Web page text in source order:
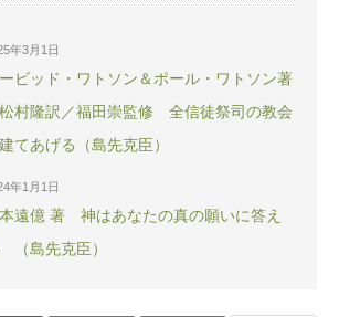
年3月1日
ビッド・ワトソン＆ポール・ワトソン著
村隆訳／福田崇監修 全信徒祭司の教会
てあげる（島先克臣）
年1月1日
遠億 著 神はあなたの真の願いに答え
（島先克臣）